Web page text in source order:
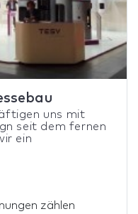
uns mit
seit dem fernen
ein
zählen